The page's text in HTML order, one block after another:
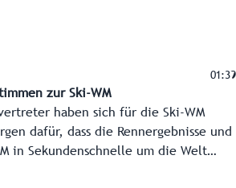
01:39
zur Ski-WM
haben sich für die Ski-WM
dafür, dass die Rennergebnisse und
in Sekundenschnelle um die Welt